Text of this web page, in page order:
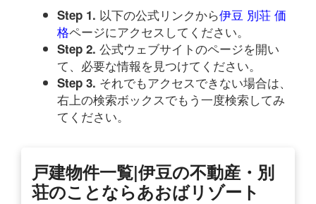
Step 1. 以下の公式リンクから伊豆 別荘 価
格ページにアクセスしてください。
Step 2. 公式ウェブサイトのページを開い
て、必要な情報を見つけてください。
Step 3. それでもアクセスできない場合は、
右上の検索ボックスでもう一度検索してみ
てください。
戸建物件一覧|伊豆の不動産・別
荘のことならあおばリゾート